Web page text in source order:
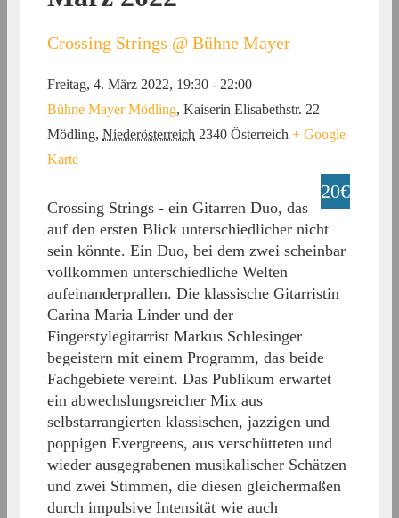
Crossing Strings @ Bühne Mayer
Freitag, 4. März 2022, 19:30 - 22:00
Bühne Mayer Mödling, Kaiserin Elisabethstr. 22
Mödling, Niederösterreich 2340 Österreich + Google
Karte
20€
Crossing Strings - ein Gitarren Duo, das
auf den ersten Blick unterschiedlicher nicht
sein könnte. Ein Duo, bei dem zwei scheinbar
vollkommen unterschiedliche Welten
aufeinanderprallen. Die klassische Gitarristin
Carina Maria Linder und der
Fingerstylegitarrist Markus Schlesinger
begeistern mit einem Programm, das beide
Fachgebiete vereint. Das Publikum erwartet
ein abwechslungsreicher Mix aus
selbstarrangierten klassischen, jazzigen und
poppigen Evergreens, aus verschütteten und
wieder ausgegrabenen musikalischer Schätzen
und zwei Stimmen, die diesen gleichermaßen
durch impulsive Intensität wie auch